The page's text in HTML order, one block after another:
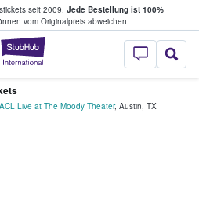
seit 2009. Jede Bestellung ist 100%
vom Originalpreis abweichen.
StubHub - Wo
verkaufen
ACL Live at The Moody Theater, Austin, TX